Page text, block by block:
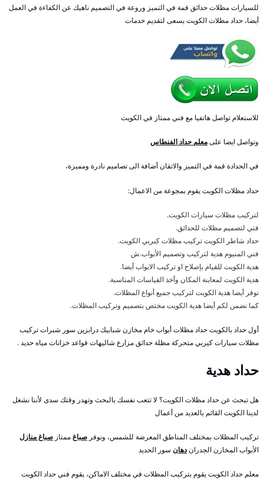
للسيارات مظلات حدائق قمة في التميز وروعة في التصميم ناهيك عن الكفاءة في العمل
أيضا، حداد مظلات الكويت يسعى لتقديم خدمات
للاستعلام تواصل هاتفيا مع فني ممتاز في الكويت
وتواصل ايضا علىمعلم حداد الفنطاس
في الحدادة قمة في التميز والاتقان أضافة الى تصاميم نادرة ومميزة،
حداد مظلات الكويت يقوم بمجوعة من الاعمال:
لتركيب مظلات سيارات الكويت.
فني لتصميم مظلات للحدائق.
حداد شاطر الكويت تركيب مظلات كيربي الكويت.
فني المنيوم هدية لتركيب وتصميم الأبواب.ش
هدية الكويت للقيام بإصلاح او تركيب الابواب أيضا.
هدية الكويت لمعاينة المكان وأخذ القياسات المناسبة.
نوفر أيضا هدية الكويت لتركيب جميع أنواع المظلات.
كما نضمن لكم أيضا هدية الكويت مختص بتصميم وتركيب المظلات.
أول حداد بالكويت حداد مظلات أبواب خام مخازن شبابيك درابزين سور شبرات تركيب
مظلات سيارات كيربي متحركة مظلة حدائق مزارع شاليهات قواعد خزانات مياه حديد .
حداد هدية
هل تبحث عن حداد مظلات الكويت؟ لا تتعب نفسك بالبحث وتهدر وقتك سدى لأننا نشغل
لدينا الكويت القائم بالعديد من أعمال
تركيب المظلات بمختلف المناطق المعرضة للشمس، ونوفر صباغممتاز صباغ منازل
الأبواب المخازن الجدراندهان سور الحديد
معلم حداد الكويت يقوم بتركيب المظلات في مختلف الاماكن، يقوم فني حداد الكويت